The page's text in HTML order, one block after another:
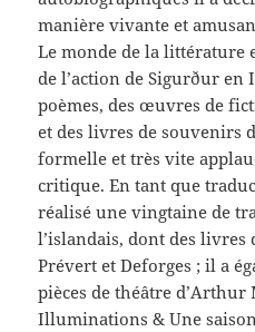
manière vivante et
Le monde de la littérature
de l’action de Sigurður en
poèmes, des œuvres de
et des livres de souvenirs
formelle et très vite
critique. En tant que
réalisé une vingtaine de
l’islandais, dont des livres
Prévert et Deforges ; il a
pièces de théâtre
Illuminations & Une